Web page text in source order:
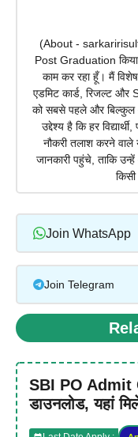
(About -
Post Graduation
काम कर रहा हूँ। मैं
एडमिट कार्ड, रिजल्ट और
को सबसे पहले और बिल्कुल
उद्देश्य है कि हर
नौकरी तलाश करने
जानकारी पहुंचे, ताकि
Join WhatsApp
Join Telegram
SBI PO Admit
डाउनलोड, यहां